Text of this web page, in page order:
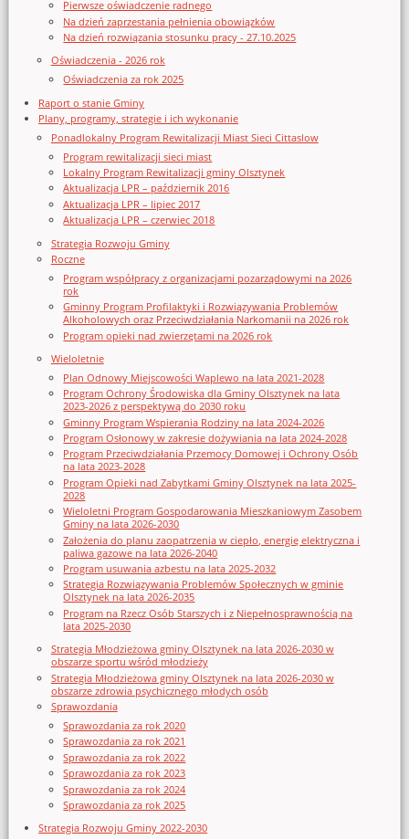
Pierwsze oświadczenie radnego
Na dzień zaprzestania pełnienia obowiązków
Na dzień rozwiązania stosunku pracy - 27.10.2025
Oświadczenia - 2026 rok
Oświadczenia za rok 2025
Raport o stanie Gminy
Plany, programy, strategie i ich wykonanie
Ponadlokalny Program Rewitalizacji Miast Sieci Cittaslow
Program rewitalizacji sieci miast
Lokalny Program Rewitalizacji gminy Olsztynek
Aktualizacja LPR – październik 2016
Aktualizacja LPR – lipiec 2017
Aktualizacja LPR – czerwiec 2018
Strategia Rozwoju Gminy
Roczne
Program współpracy z organizacjami pozarządowymi na 2026
rok
Gminny Program Profilaktyki i Rozwiązywania Problemów
Alkoholowych oraz Przeciwdziałania Narkomanii na 2026 rok
Program opieki nad zwierzętami na 2026 rok
Wieloletnie
Plan Odnowy Miejscowości Waplewo na lata 2021-2028
Program Ochrony Środowiska dla Gminy Olsztynek na lata
2023-2026 z perspektywą do 2030 roku
Gminny Program Wspierania Rodziny na lata 2024-2026
Program Osłonowy w zakresie dożywiania na lata 2024-2028
Program Przeciwdziałania Przemocy Domowej i Ochrony Osób
na lata 2023-2028
Program Opieki nad Zabytkami Gminy Olsztynek na lata 2025-
2028
Wieloletni Program Gospodarowania Mieszkaniowym Zasobem
Gminy na lata 2026-2030
Założenia do planu zaopatrzenia w ciepło, energię elektryczna i
paliwa gazowe na lata 2026-2040
Program usuwania azbestu na lata 2025-2032
Strategia Rozwiązywania Problemów Społecznych w gminie
Olsztynek na lata 2026-2035
Program na Rzecz Osób Starszych i z Niepełnosprawnością na
lata 2025-2030
Strategia Młodzieżowa gminy Olsztynek na lata 2026-2030 w
obszarze sportu wśród młodzieży
Strategia Młodzieżowa gminy Olsztynek na lata 2026-2030 w
obszarze zdrowia psychicznego młodych osób
Sprawozdania
Sprawozdania za rok 2020
Sprawozdania za rok 2021
Sprawozdania za rok 2022
Sprawozdania za rok 2023
Sprawozdania za rok 2024
Sprawozdania za rok 2025
Strategia Rozwoju Gminy 2022-2030